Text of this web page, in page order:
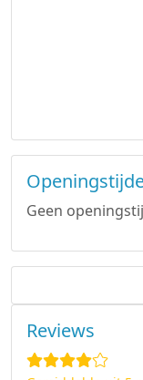
Geen
Reviews